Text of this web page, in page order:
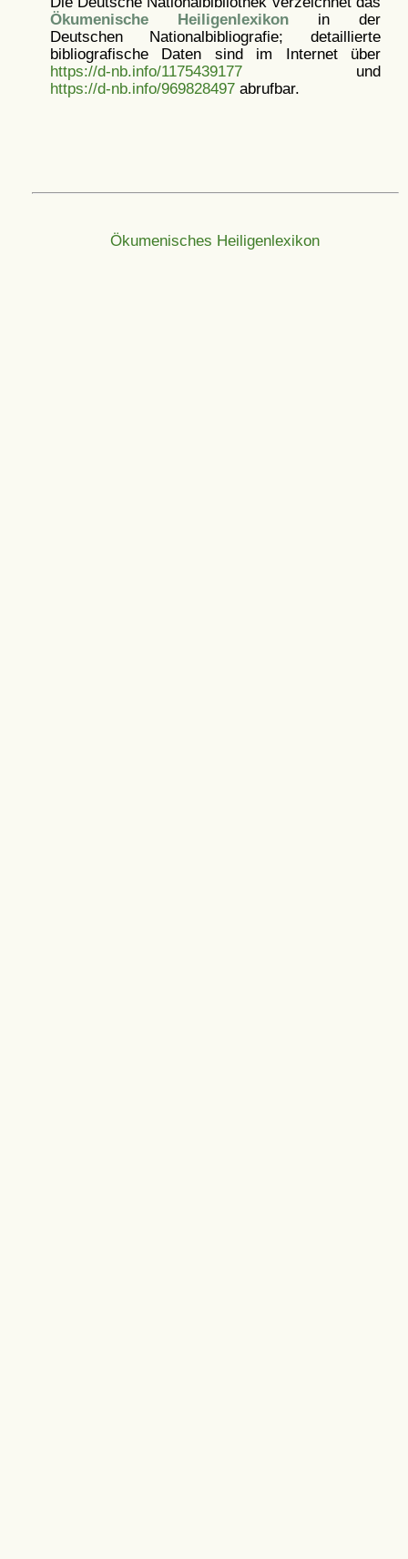
Ökumenische Heiligenlexikonin der
Deutschen Nationalbibliografie; detaillierte
bibliografische Daten sind im Internet über
https://d-nb.info/1175439177und
https://d-nb.info/969828497abrufbar.
Ökumenisches Heiligenlexikon